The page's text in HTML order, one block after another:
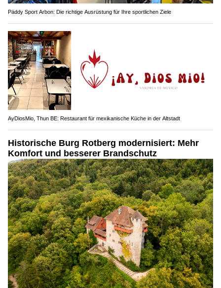
Päddy Sport Arbon: Die richtige Ausrüstung für Ihre sportlichen Ziele
AyDiosMio, Thun BE: Restaurant für mexikanische Küche in der Altstadt
Historische Burg Rotberg modernisiert: Mehr
Komfort und besserer Brandschutz